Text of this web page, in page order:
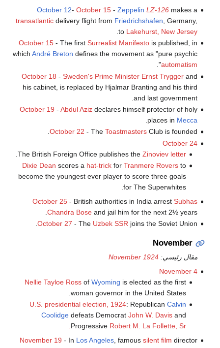
October 12- October 15- Zeppelin LZ-126makes a
transatlanticdelivery flight from Friedrichshafen , Germany,
to Lakehurst, New Jersey
October 15- The first Surrealist Manifestois published, in
which André Breton defines the movement as "pure psychic
automatism
".
October 18 - Sweden's Prime Minister Ernst Tryggerand
his cabinet, is replaced by Hjalmar Branting and his third
and last government.
October 19 - Abdul Azizdeclares himself protector of holy
places in Mecca
October 22 - The ToastmastersClub is founded.
October 24
The British Foreign Office publishes theZinoviev letter
.
Dixie Dean scores a hat-trick forTranmere Rovers to
become the youngest ever player to score three goals
for The Superwhites.
October 25- British authorities in India arrest Subhas
Chandra Boseand jail him for the next 2½ years.
October 27 - The Uzbek SSRjoins the Soviet Union.
November
مقال رئيسي:November 1924
November 4
Nellie Tayloe Ross ofWyoming is elected as the first
woman governor in the United States.
U.S. presidential election, 1924: RepublicanCalvin
Coolidge defeats DemocratJohn W. Davis and
Progressive Robert M. La Follette, Sr.
November 19 - In Los Angeles, famous silent film director